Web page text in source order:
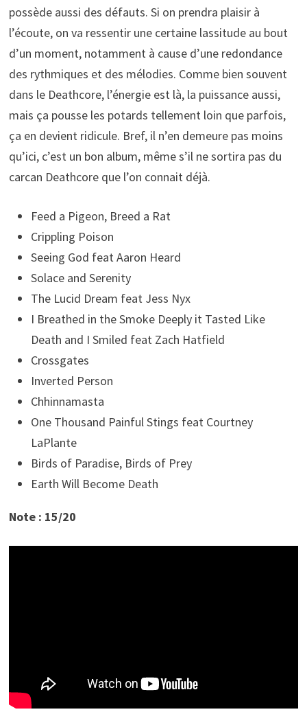
possède aussi des défauts. Si on prendra plaisir à
l’écoute, on va ressentir une certaine lassitude au bout
d’un moment, notamment à cause d’une redondance
des rythmiques et des mélodies. Comme bien souvent
dans le Deathcore, l’énergie est là, la puissance aussi,
mais ça pousse les potards tellement loin que parfois,
ça en devient ridicule. Bref, il n’en demeure pas moins
qu’ici, c’est un bon album, même s’il ne sortira pas du
carcan Deathcore que l’on connait déjà.
Feed a Pigeon, Breed a Rat
Crippling Poison
Seeing God feat Aaron Heard
Solace and Serenity
The Lucid Dream feat Jess Nyx
I Breathed in the Smoke Deeply it Tasted Like
Death and I Smiled feat Zach Hatfield
Crossgates
Inverted Person
Chhinnamasta
One Thousand Painful Stings feat Courtney
LaPlante
Birds of Paradise, Birds of Prey
Earth Will Become Death
Note : 15/20